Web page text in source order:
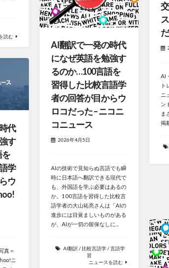
読む
AI
ト
ニ
ン
ま
掲
AI翻訳で一発の時代
になぜ英語を勉強す
るのか…100言語を
習得した比較言語学
者の回答が目からウ
ロコだった – ニコニ
コニュース
2026年4月5日
AIの技術で見知らぬ言語でも瞬
時に日本語へ翻訳できる現代で
も、外国語を学ぶ必要はあるの
か。100言語を習得した比較言
語学者の大山祐亮さんは「AIの
進歩には目覚ましいものがある
が、AIが一切の留保なしに...
AI翻訳 / 比較言語学/言語学
習
ニュースを読む
代
す
を
学
ウ
真＝
ニ